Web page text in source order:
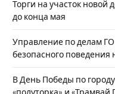
Торги на участок новой
до конца мая
Управление по делам
безопасного поведения
В День Победы по